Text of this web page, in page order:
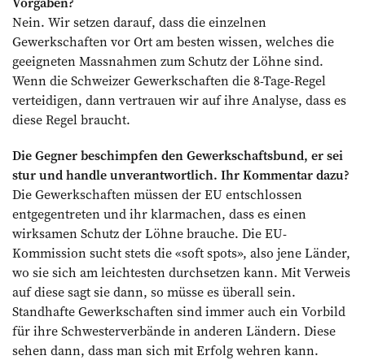
Nein. Wir setzen darauf, dass die einzelnen
Gewerkschaften vor Ort am besten wissen, welches die
geeigneten Massnahmen zum Schutz der Löhne sind.
Wenn die Schweizer Gewerkschaften die 8-Tage-Regel
verteidigen, dann vertrauen wir auf ihre Analyse, dass es
diese Regel braucht.
Die Gegner beschimpfen den Gewerkschaftsbund, er sei
stur und handle unverantwortlich. Ihr Kommentar dazu?
Die Gewerkschaften müssen der EU entschlossen
entgegentreten und ihr klarmachen, dass es einen
wirksamen Schutz der Löhne brauche. Die EU-
Kommission sucht stets die «soft spots», also jene Länder,
wo sie sich am leichtesten durchsetzen kann. Mit Verweis
auf diese sagt sie dann, so müsse es überall sein.
Standhafte Gewerkschaften sind immer auch ein Vorbild
für ihre Schwesterverbände in anderen Ländern. Diese
sehen dann, dass man sich mit Erfolg wehren kann.